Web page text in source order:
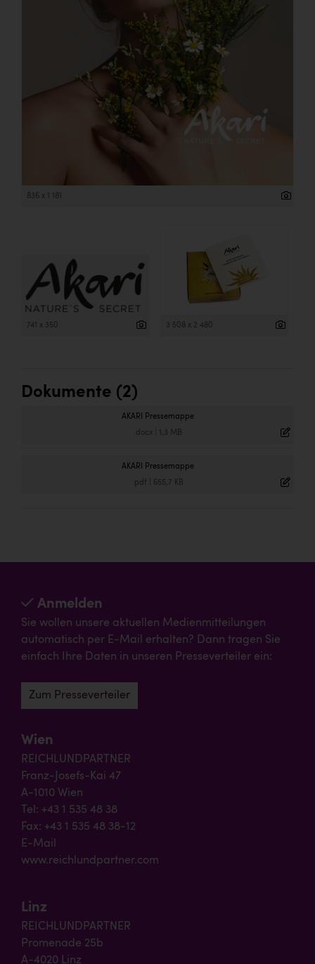
836 x 1 181
741 x 350 3 508 x 2 480
Dokumente (2)
AKARI Pressemappe
.docx| 1,3 MB
AKARI Pressemappe
.pdf 655,7 KB
Anmelden
Sie wollen unsere aktuellen Medienmitteilungen
automatisch per E-Mail erhalten? Dann tragen Sie
einfach Ihre Daten in unseren Presseverteiler ein:
Zum Presseverteiler
Wien
REICHLUNDPARTNER
Franz-Josefs-Kai 47
A-1010 Wien
Tel: +43 1 535 48 38
Fax: +43 1 535 48 38-12
E-Mail
www.reichlundpartner.com
Linz
REICHLUNDPARTNER
Promenade 25b
A-4020 Linz